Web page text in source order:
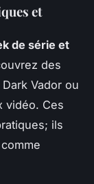
et
de série et
des
Vador ou
vidéo. Ces
ils